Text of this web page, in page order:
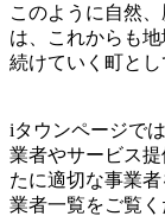
このように自然
は、これからも
続けていく町とし
iタウンページで
業者やサービス
たに適切な事業
業者一覧をご覧く